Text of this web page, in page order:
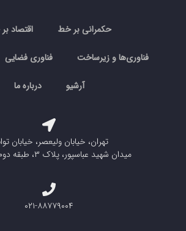
حکمرانی بر خط اقتصاد
فناوری‌ها و زیرساخت فناوری فضایی
آرشیو درباره ما
تهران، خیابان ولیعصر، خیابان
میدان شهید عباسپور، پلاک ۳، طبقه دوم، واحد ۲۱
۰۲۱-۸۸۷۷۹۰۰۴